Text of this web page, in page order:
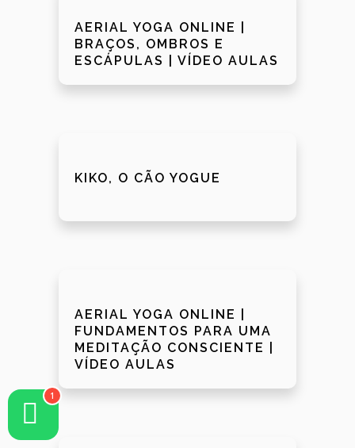
AERIAL YOGA ONLINE |
BRAÇOS, OMBROS E
ESCÁPULAS | VÍDEO AULAS
KIKO, O CÃO YOGUE
AERIAL YOGA ONLINE |
FUNDAMENTOS PARA UMA
MEDITAÇÃO CONSCIENTE |
VÍDEO AULAS